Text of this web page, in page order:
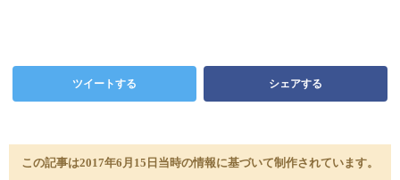
ツイートする シェアする
この記事は2017年6月15日当時の情報に基づいて制作されています。